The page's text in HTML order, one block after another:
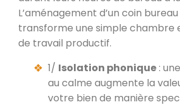
L’aménagement d’un coin
transforme une simple chambre
de travail productif.
1/ Isolation phonique :
au calme augmente la
votre bien de manière